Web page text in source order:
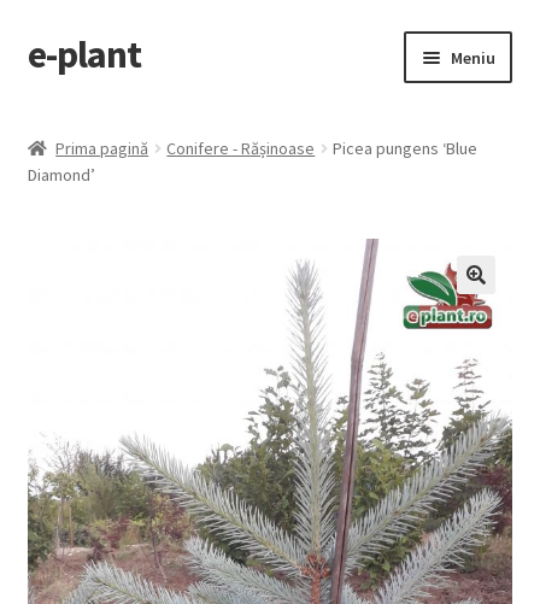
Sari
la
Sari
la
e-plant Meniu
Categorii produse
Prima pagină Conifere - Rășinoase
Picea pungens ‘Blue
Diamond’
🔍